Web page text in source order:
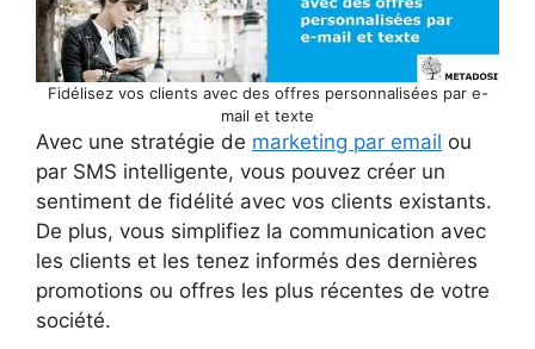
Fidélisez vos clients avec des offres personnalisées par e-
mail et texte
Avec une stratégie de marketing par email ou
par SMS intelligente, vous pouvez créer un
sentiment de fidélité avec vos clients existants.
De plus, vous simplifiez la communication avec
les clients et les tenez informés des dernières
promotions ou offres les plus récentes de votre
société.